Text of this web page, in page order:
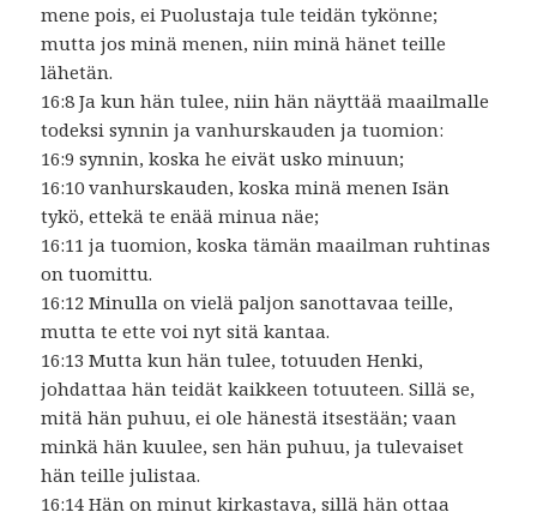
mene pois, ei Puolustaja tule teidän tykönne;
mutta jos minä menen, niin minä hänet teille
lähetän.
16:8 Ja kun hän tulee, niin hän näyttää maailmalle
todeksi synnin ja vanhurskauden ja tuomion:
16:9 synnin, koska he eivät usko minuun;
16:10 vanhurskauden, koska minä menen Isän
tykö, ettekä te enää minua näe;
16:11 ja tuomion, koska tämän maailman ruhtinas
on tuomittu.
16:12 Minulla on vielä paljon sanottavaa teille,
mutta te ette voi nyt sitä kantaa.
16:13 Mutta kun hän tulee, totuuden Henki,
johdattaa hän teidät kaikkeen totuuteen. Sillä se,
mitä hän puhuu, ei ole hänestä itsestään; vaan
minkä hän kuulee, sen hän puhuu, ja tulevaiset
hän teille julistaa.
16:14 Hän on minut kirkastava, sillä hän ottaa